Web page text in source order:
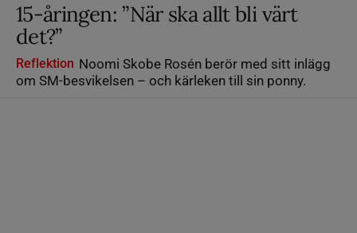
15-åringen: ”När ska allt bli värt
det?”
Reflektion Noomi Skobe Rosén berör med sitt inlägg
om SM-besvikelsen – och kärleken till sin ponny.